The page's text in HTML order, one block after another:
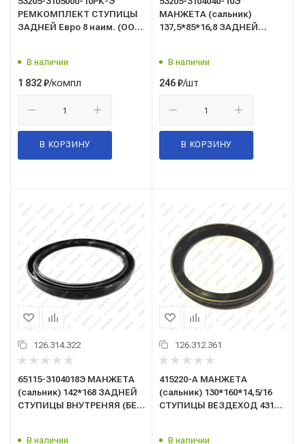
РЕМКОМПЛЕКТ СТУПИЦЫ
ЗАДНЕЙ Евро 8 наим. (ООО
В наличии
1 832₽/компл
В КОРЗИНУ
МАНЖЕТА (сальник)
137,5*85*16,8 ЗАДНЕЙ
В наличии
246₽/шт
В КОРЗИНУ
126.314.322
65115-3104018Э МАНЖЕТА
(сальник) 142*168 ЗАДНЕЙ
СТУПИЦЫ ВНУТРЕНЯЯ (БЕЗ
В наличии
126.312.361
415220-A МАНЖЕТА
(сальник) 130*160*14,5/16
СТУПИЦЫ ВЕЗДЕХОД 43114
В наличии